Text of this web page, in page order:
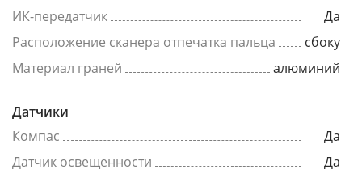
ИК-передатчик
Да
Расположение сканера отпечатка пальца
сбоку
Материал граней
алюминий
Датчики
Компас
Да
Датчик освещенности
Да